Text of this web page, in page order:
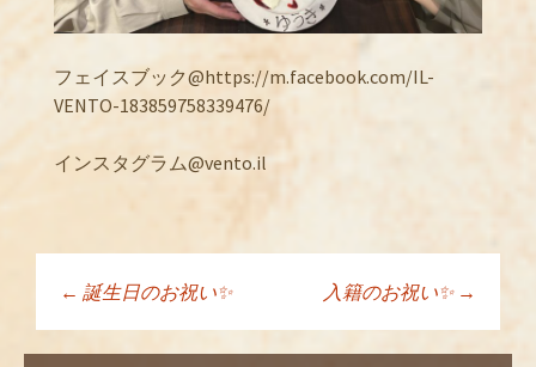
フェイスブック@https://m.facebook.com/IL-
VENTO-183859758339476/
インスタグラム@vento.il
投稿ナビゲーショ
← 誕生日のお祝い✨ 入籍のお祝い✨ →